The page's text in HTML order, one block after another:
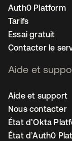
Auth0 Platform
Tarifs
Essai gratuit
Contacter le
Aide et
Aide et support
Nous contacter
État d’Okta
État d’Auth0